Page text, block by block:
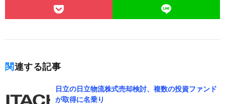
関連する記事
日立の日立物流株式売却検討、複数の投資ファンド
が取得に名乗り